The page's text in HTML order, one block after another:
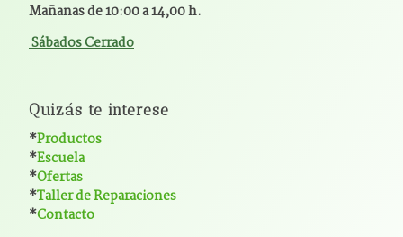
Mañanas de 10:00 a 14,00 h.
Sábados Cerrado
Quizás te interese
*Productos
*Escuela
*Ofertas
*Taller de Reparaciones
*Contacto